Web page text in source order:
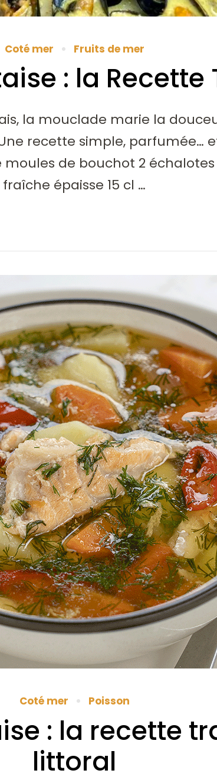
Coté mer Fruits de mer
: la
la mouclade marie la
recette simple, parfumée…
de bouchot 2 échalotes
fraîche épaisse 15 cl …
Coté mer Poisson
: la recette
littoral